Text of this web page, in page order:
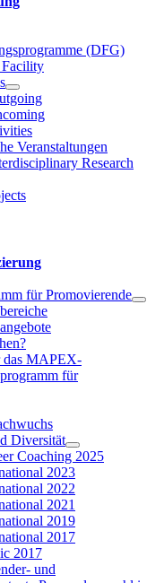
(DFG)
Facility
Veranstaltungen
Research
für Promovierende
das MAPEX-
für
Diversität
Coaching 2025
2023
2022
2021
2019
2017
2017
und